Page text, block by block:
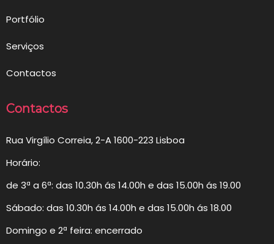
Portfólio
Serviços
Contactos
Contactos
Rua Virgílio Correia, 2-A 1600-223 Lisboa
Horário:
de 3ª a 6ª: das 10.30h ás 14.00h e das 15.00h ás 19.00
Sábado: das 10.30h ás 14.00h e das 15.00h ás 18.00
Domingo e 2ª feira: encerrado